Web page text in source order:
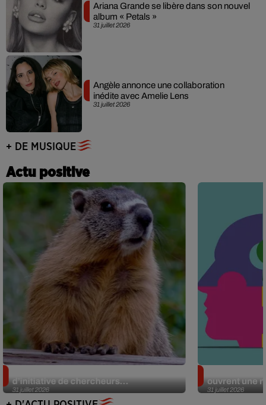
31 juillet 2026
Ariana Grande se libère dans son nouvel
album « Petals »
31 juillet 2026
Angèle annonce une collaboration
inédite avec Amelie Lens
+ DE MUSIQUE
Actu positive
31 juillet 2026
d’initiative de chercheurs...
31 juillet 2026
ouvrent une